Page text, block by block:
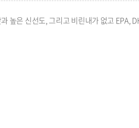
높은 신선도, 그리고 비린내가 없고 EPA,